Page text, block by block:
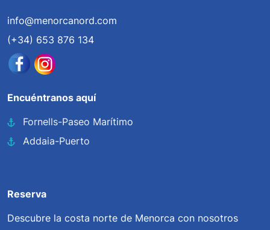
info@menorcanord.com
(+34) 653 876 134
Encuéntranos aquí
Fornells-Paseo Marítimo
Addaia-Puerto
Reserva
Descubre la costa norte de Menorca con nosotros